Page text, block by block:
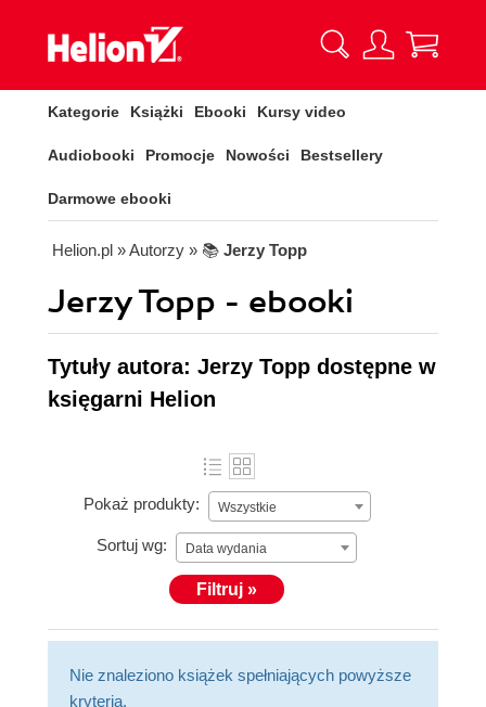
Kategorie Książki Ebooki Kursy video
Audiobooki Promocje Nowości Bestsellery
Darmowe ebooki
Helion.pl » Autorzy » 📚 Jerzy Topp
Jerzy Topp - ebooki
Tytuły autora: Jerzy Topp dostępne w
księgarni Helion
Pokaż produkty: Wszystkie
Sortuj wg: Data wydania
Filtruj »
Nie znaleziono książek spełniających powyższe
kryteria.